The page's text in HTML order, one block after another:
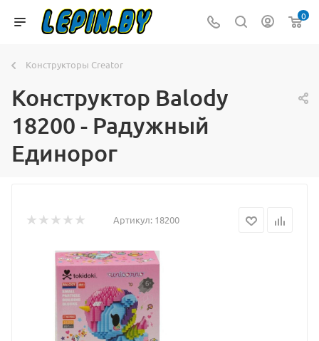
0
Конструкторы Creator
Конструктор Balody
18200 - Радужный
Единорог
Артикул: 18200